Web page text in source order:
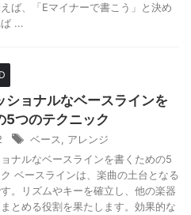
ば、「Eマイナーで書こう」と決め
...
ショナルなベースラインを
5つのテクニック
ベース
アレンジ
ナルなベースラインを書くための5
ベースラインは、楽曲の土台となる
。リズムやキーを確立し、他の楽器
とめる役割を果たします。効果的な